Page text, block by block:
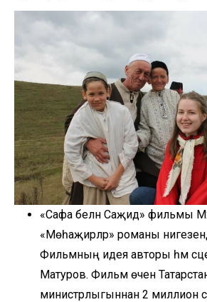
«Сафа белән Саҗидә» фильмы
«Мөһаҗирләр» романы
Фильмның идея авторы һәм
Матуров. Фильм өчен Татарстан
министрлыгыннан 2 миллион